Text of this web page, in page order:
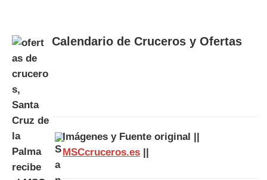
Calendario de Cruceros y Ofertas
Imágenes y Fuente original ||
MSCcruceros.es